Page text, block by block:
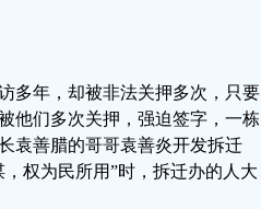
多年，却被非法关押多次，只要
他们多次关押，强迫签字，一栋
袁善腊的哥哥袁善炎开发拆迁
权为民所用”时，拆迁办的人大